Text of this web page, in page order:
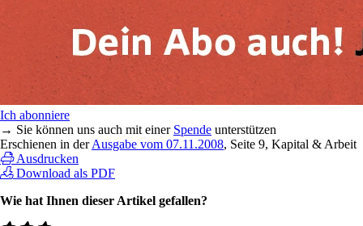
Ich abonniere
→ Sie können uns auch mit einer Spende unterstützen
Erschienen in derAusgabe vom 07.11.2008, Seite 9, Kapital & Arbeit
Ausdrucken
Download als PDF
Wie hat Ihnen dieser Artikel gefallen?